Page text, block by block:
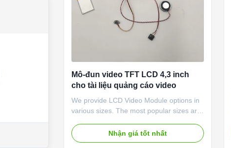
Mô-đun video TFT LCD 4,3 inch
cho tài liệu quảng cáo video
We provide LCD Video Module options in
various sizes. The most popular sizes are
display, 2.4”, used in Video Business
Cards). Product Name Transparent LCD
Nhận giá tốt nhất